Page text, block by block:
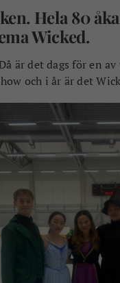
Hela 80
Wicked.
är det dags för en
och i år är det